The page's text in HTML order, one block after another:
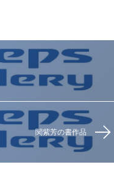
関紫芳の書作品